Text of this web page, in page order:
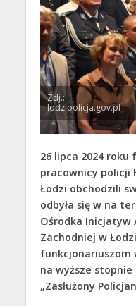
Zdj.:
lodz.policja.gov.pl
26 lipca 2024 roku
pracownicy policji
Łodzi obchodzili
odbyła się w na
Ośrodka Inicjatyw
Zachodniej w
funkcjonariuszom
na wyższe
„Zasłużony